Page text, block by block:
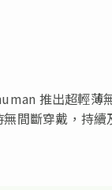
推出超輕
間斷穿戴，持